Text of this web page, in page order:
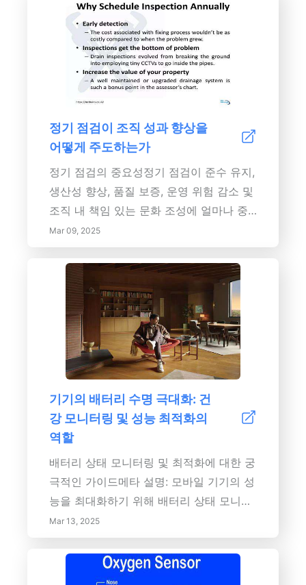
하여 최적의 기능을 보장하고 안전 위험을
최소화하는 데 도움을 줍니다. 능동적인 배
터리 유지 관리가 어떻게 상당한 비용 절감
으로 이어질 수 있는지, 에너지 효율성을
개선하고 환경 지속 가능성에 기여하는 방
춘 점검 절차에 대한 단계별 안내와 함께
이 자료는 사용자가 장치를 효과적으로 유
지할 수 있도록 지원합니다. 더 안전하고
효율적인 내일을 위해 오늘 배터리 건강에
투자하세요!
정기 점검이 조직 성과 향상을
어떻게 주도하는가
정기 점검의 중요성정기 점검이 준수 유지,
생산성 향상, 품질 보증, 운영 위험 감소 및
조직 내 책임 있는 문화 조성에 얼마나 중
요한지 알아보십시오. 이 포괄적인 가이드
는 정기 점검이 제공하는 다양한 이점, 즉
개선된 안전 기준, 향상된 운영 효율성, 비
용 관리 및 직원 사기 향상을 탐구합니다.
업계 표준에 부합하는 핵심 요소 및 지속
가능한 개선을 위한 모범 사례와 함께 효과
적인 점검 일정을 구현하는 방법을 알아보
세요. 준수를 보장할 뿐만 아니라 장기적인
성장과 성공을 촉진하는 구조화된 평가를
우선시하여 비즈니스의 잠재력을 발휘하십
시오.
Mar 09, 2025
기기의 배터리 수명 극대화: 건
강 모니터링 및 성능 최적화의
역할
배터리 상태 모니터링 및 최적화에 대한 궁
극적인 가이드메타 설명: 모바일 기기의 성
능을 최대화하기 위해 배터리 상태 모니터
링의 중요성을 알아보세요. 배터리 메트릭,
정기 모니터링의 이점, 최적화 기술 및 최
신 기술에 대해 알아보세요. 전문가의 통찰
력을 통해 기기의 수명을 연장하고, 교체
Mar 13, 2025